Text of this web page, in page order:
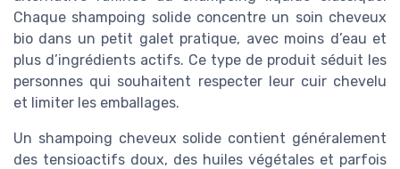
Chaque shampoing solide concentre un soin cheveux
bio dans un petit galet pratique, avec moins d’eau et
plus d’ingrédients actifs. Ce type de produit séduit les
personnes qui souhaitent respecter leur cuir chevelu
et limiter les emballages.
Un shampoing cheveux solide contient généralement
des tensioactifs doux, des huiles végétales et parfois